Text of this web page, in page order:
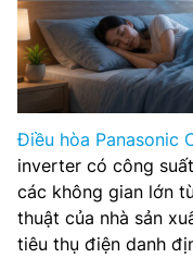
Điều hòa Panasonic
inverter có công
các không gian lớn
thuật của nhà sản
tiêu thụ điện danh